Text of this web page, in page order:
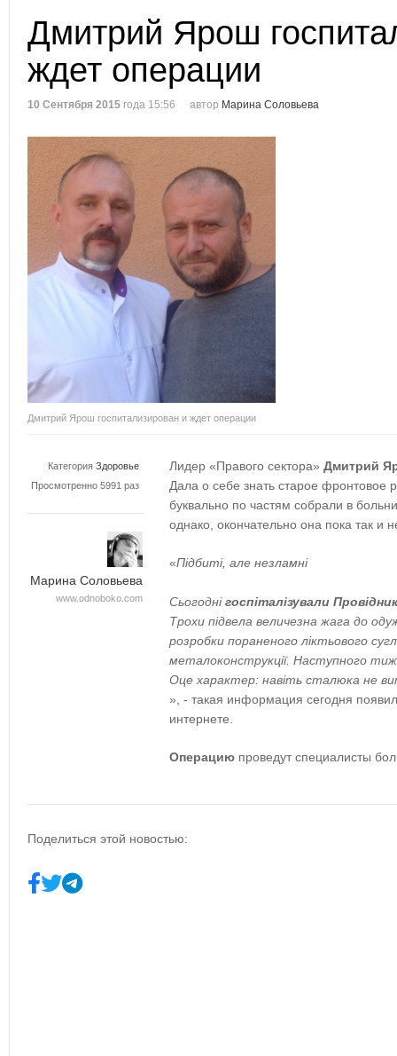
Дмитрий Ярош
ждет операции
10 Сентября 2015 года 15:56 автор Марина Соловьева
Дмитрий Ярош госпитализирован и ждет операции
Категория Здоровье
Просмотренно 5991 раз
Марина Соловьева
www.odnoboko.com
Лидер «Правого сектора» Дмитрий
Дала о себе знать старое фронтовое
буквально по частям собрали в
однако, окончательно она пока так и
«Підбиті, але незламні
Сьогоднігоспіталізували
Трохи підвела величезна жага до
розробки пораненого ліктьового
металоконструкції. Наступного
Оце характер: навіть сталюка не
», - такая информация сегодня
интернете.
Операцию проведут специалисты
Поделиться этой новостью: